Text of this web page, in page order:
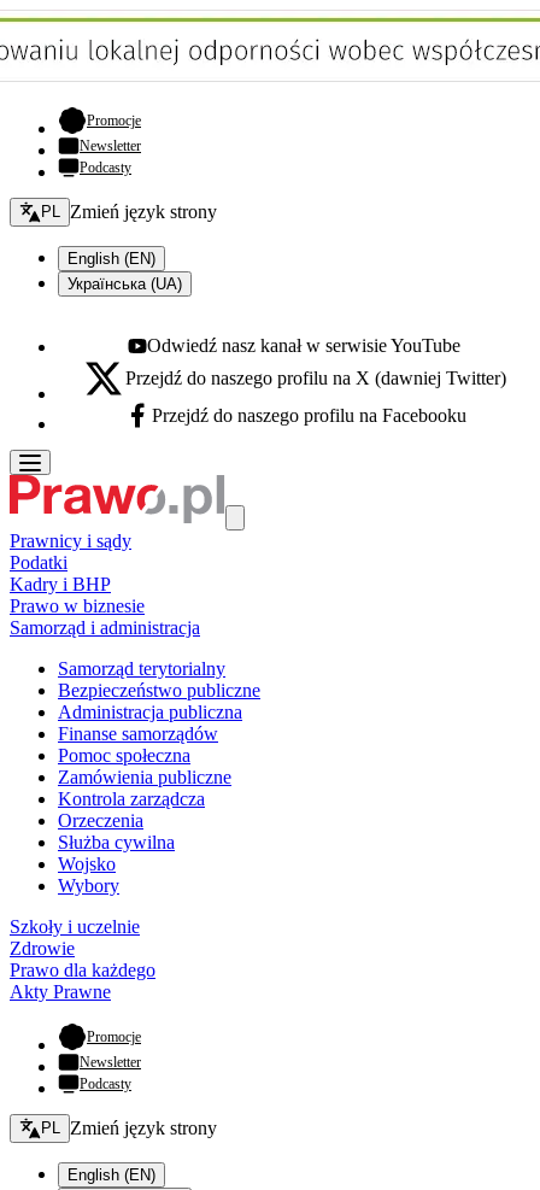
Promocje- otwiera się w nowej karcie
Newsletter
Podcasty
Zmień język - bieżący:
PL Zmień język strony
English (EN)
Українська (UA)
Youtube - otwiera się w nowej karcie
Odwiedź nasz kanał w serwisie YouTube
X - otwiera się w nowej karcie
Przejdź do naszego profilu na X (dawniej Twitter)
Facebook - otwiera się w nowej karcie
Przejdź do naszego profilu na Facebooku
Prawnicy i sądy
Podatki
Kadry i BHP
Prawo w biznesie
Samorząd i administracja
Samorząd terytorialny
Bezpieczeństwo publiczne
Administracja publiczna
Finanse samorządów
Pomoc społeczna
Zamówienia publiczne
Kontrola zarządcza
Orzeczenia
Służba cywilna
Wojsko
Wybory
Szkoły i uczelnie
Zdrowie
Prawo dla każdego
Akty Prawne
Promocje- otwiera się w nowej karcie
Newsletter
Podcasty
Zmień język - bieżący:
PL Zmień język strony
English (EN)